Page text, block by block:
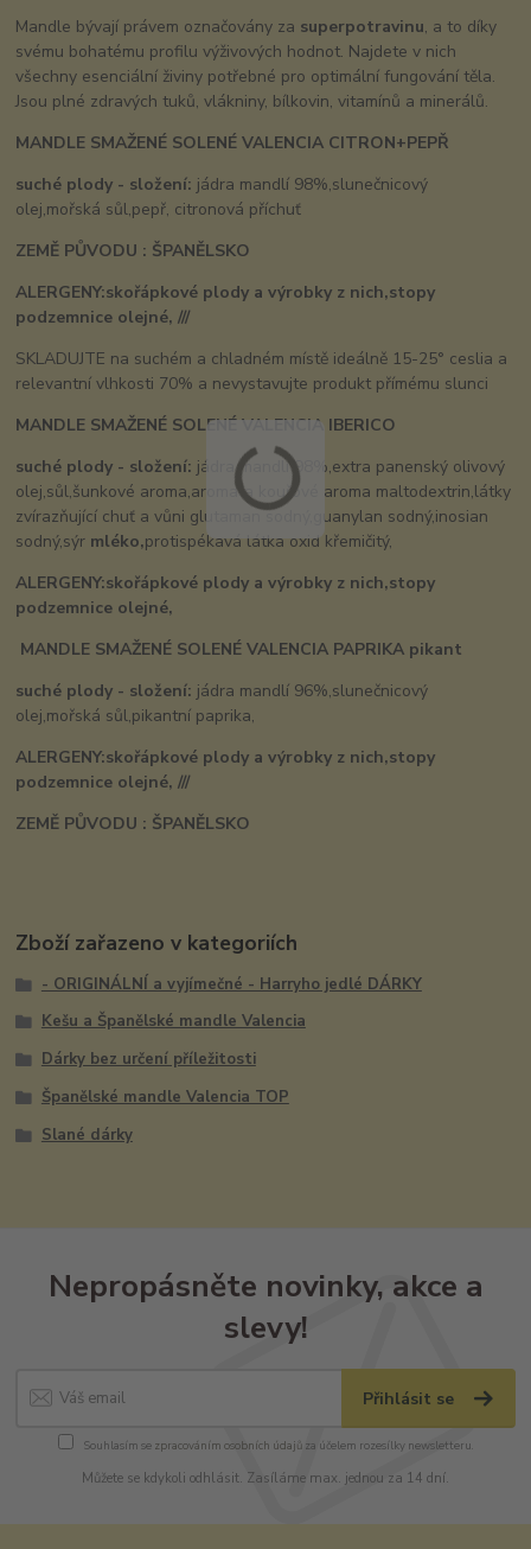
Mandle bývají právem označovány za superpotravinu, a to díky
svému bohatému profilu výživových hodnot. Najdete v nich
všechny esenciální živiny potřebné pro optimální fungování těla.
Jsou plné zdravých tuků, vlákniny, bílkovin, vitamínů a minerálů.
MANDLE SMAŽENÉ SOLENÉ VALENCIA CITRON+PEPŘ
suché plody - složení: jádra mandlí 98%,slunečnicový
olej,mořská sůl,pepř, citronová příchuť
ZEMĚ PŮVODU : ŠPANĚLSKO
ALERGENY:skořápkové plody a výrobky z nich,stopy
podzemnice olejné, ///
SKLADUJTE na suchém a chladném místě ideálně 15-25° ceslia a
relevantní vlhkosti 70% a nevystavujte produkt přímému slunci
MANDLE SMAŽENÉ SOLENÉ VALENCIA IBERICO
suché plody - složení: jádra mandlí 98%,extra panenský olivový
olej,sůl,šunkové aroma,aromata kouřové aroma maltodextrin,látky
zvírazňující chuť a vůni glutaman sodný,guanylan sodný,inosian
sodný,sýr mléko,protispékavá látka oxid křemičitý,
ALERGENY:skořápkové plody a výrobky z nich,stopy
podzemnice olejné,
MANDLE SMAŽENÉ SOLENÉ VALENCIA PAPRIKA pikant
suché plody - složení: jádra mandlí 96%,slunečnicový
olej,mořská sůl,pikantní paprika,
ALERGENY:skořápkové plody a výrobky z nich,stopy
podzemnice olejné, ///
ZEMĚ PŮVODU : ŠPANĚLSKO
Zboží zařazeno v kategoriích
- ORIGINÁLNÍ a vyjímečné - Harryho jedlé DÁRKY
Kešu a Španělské mandle Valencia
Dárky bez určení příležitosti
Španělské mandle Valencia TOP
Slané dárky
Nepropásněte novinky, akce a
slevy!
Přihlásit se
Souhlasím se zpracováním osobních údajůza účelem rozesílky newsletteru.
Můžete se kdykoli odhlásit. Zasíláme max. jednou za 14 dní.